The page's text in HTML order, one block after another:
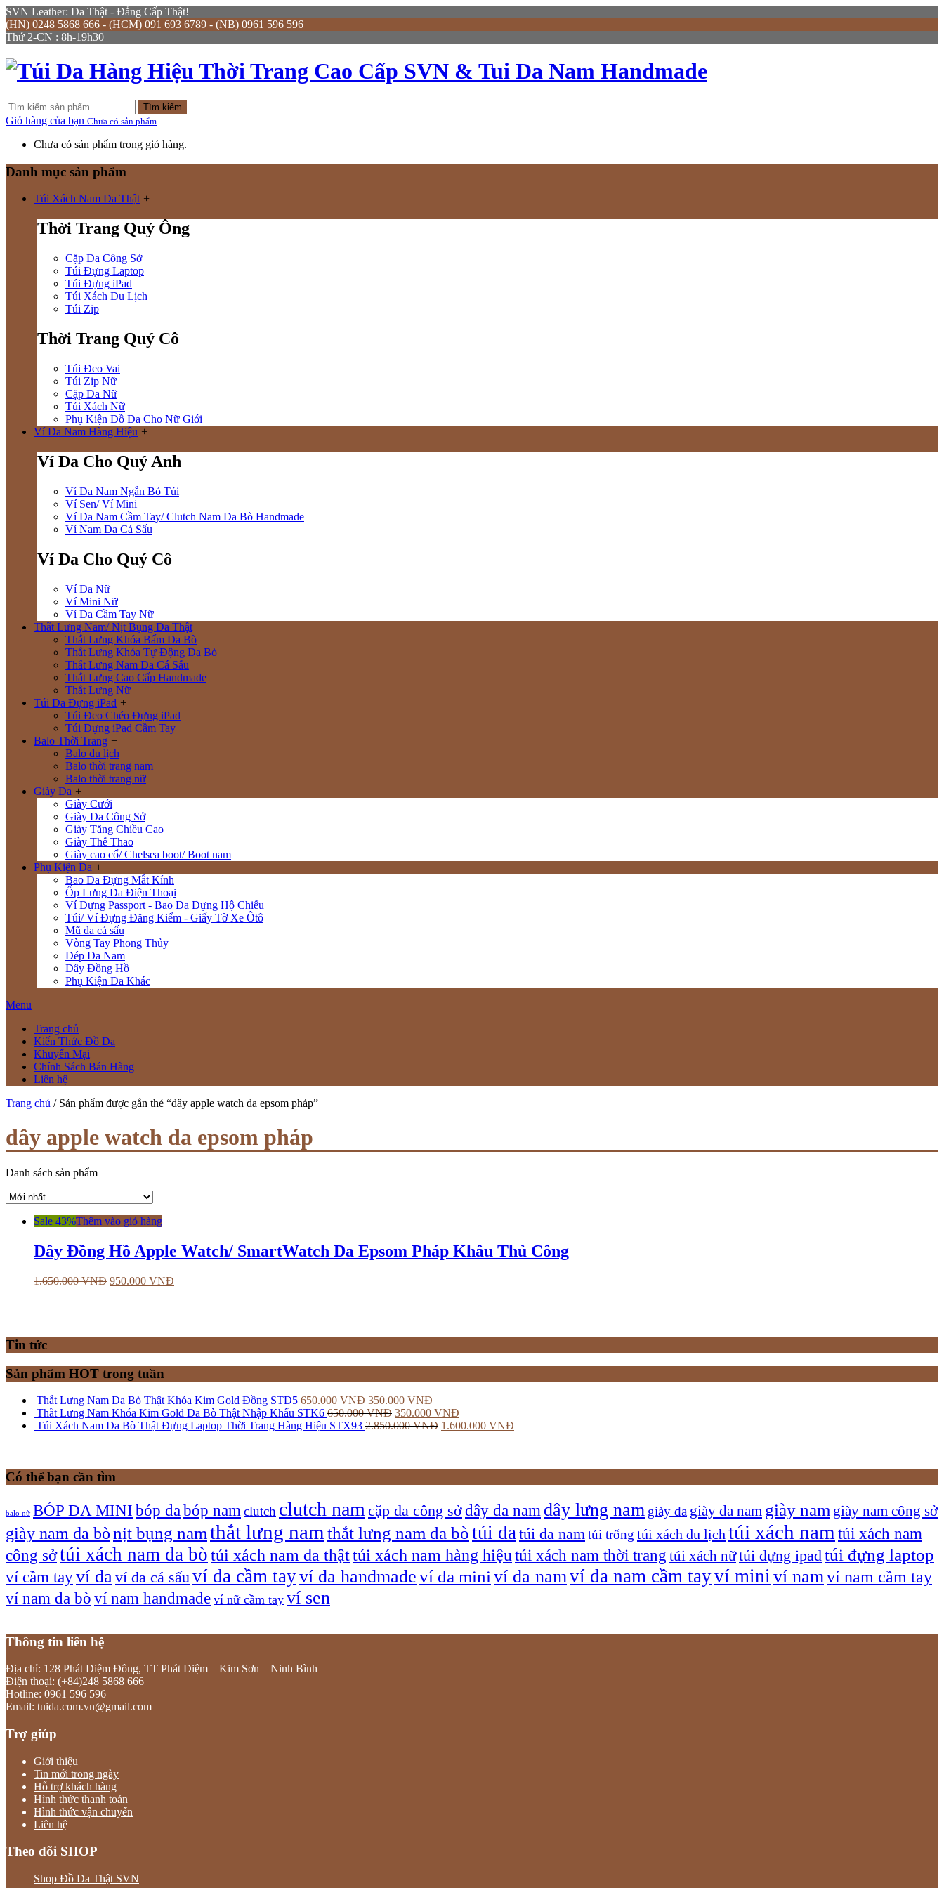
SVN Leather: Da Thật - Đẳng Cấp Thật!
(HN) 0248 5868 666 - (HCM) 091 693 6789 - (NB) 0961 596 596
Thứ 2-CN : 8h-19h30
Tìm kiếm
Giỏ hàng của bạn Chưa có sản phẩm
Chưa có sản phẩm trong giỏ hàng.
Danh mục sản phẩm
Túi Xách Nam Da Thật +
Thời Trang Quý Ông
Cặp Da Công Sở
Túi Đựng Laptop
Túi Đựng iPad
Túi Xách Du Lịch
Túi Zip
Thời Trang Quý Cô
Túi Đeo Vai
Túi Zip Nữ
Cặp Da Nữ
Túi Xách Nữ
Phụ Kiện Đồ Da Cho Nữ Giới
Ví Da Nam Hàng Hiệu +
Ví Da Cho Quý Anh
Ví Da Nam Ngắn Bỏ Túi
Ví Sen/ Ví Mini
Ví Da Nam Cầm Tay/ Clutch Nam Da Bò Handmade
Ví Nam Da Cá Sấu
Ví Da Cho Quý Cô
Ví Da Nữ
Ví Mini Nữ
Ví Da Cầm Tay Nữ
Thắt Lưng Nam/ Nịt Bụng Da Thật +
Thắt Lưng Khóa Bấm Da Bò
Thắt Lưng Khóa Tự Động Da Bò
Thắt Lưng Nam Da Cá Sấu
Thắt Lưng Cao Cấp Handmade
Thắt Lưng Nữ
Túi Da Đựng iPad +
Túi Đeo Chéo Đựng iPad
Túi Đựng iPad Cầm Tay
Balo Thời Trang +
Balo du lịch
Balo thời trang nam
Balo thời trang nữ
Giày Da +
Giày Cưới
Giày Da Công Sở
Giày Tăng Chiều Cao
Giày Thể Thao
Giày cao cổ/ Chelsea boot/ Boot nam
Phụ Kiện Da +
Bao Da Đựng Mắt Kính
Ốp Lưng Da Điện Thoại
Ví Đựng Passport - Bao Da Đựng Hộ Chiếu
Túi/ Ví Đựng Đăng Kiểm - Giấy Tờ Xe Ôtô
Mũ da cá sấu
Vòng Tay Phong Thủy
Dép Da Nam
Dây Đồng Hồ
Phụ Kiện Da Khác
Menu
Trang chủ
Kiến Thức Đồ Da
Khuyến Mại
Chính Sách Bán Hàng
Liên hệ
Trang chủ / Sản phẩm được gắn thẻ “dây apple watch da epsom pháp”
dây apple watch da epsom pháp
Danh sách sản phẩm
Sale 43%Thêm vào giỏ hàng
Dây Đồng Hồ Apple Watch/ SmartWatch Da Epsom Pháp Khâu Thủ Công
1.650.000VNĐ 950.000 VNĐ
Tin tức
Sản phẩm HOT trong tuần
Thắt Lưng Nam Da Bò Thật Khóa Kim Gold Đồng STD5 650.000VNĐ 350.000 VNĐ
Thắt Lưng Nam Khóa Kim Gold Da Bò Thật Nhập Khẩu STK6 650.000VNĐ 350.000 VNĐ
Túi Xách Nam Da Bò Thật Đựng Laptop Thời Trang Hàng Hiệu STX93 2.850.000VNĐ 1.600.000 VNĐ
Có thể bạn cần tìm
balo nữ BÓP DA MINI bóp da bóp nam clutch clutch nam cặp da công sởdây da nam dây lưng nam giày da giày da nam giày nam giày nam công sở
giày nam da bònịt bụng namthắt lưng nam thắt lưng nam da bòtúi da túi da namtúi trống túi xách du lịch túi xách nam túi xách nam
công sởtúi xách nam da bòtúi xách nam da thậttúi xách nam hàng hiệu túi xách nam thời trang túi xách nữtúi đựng ipadtúi đựng laptop
ví cầm tayví daví da cá sấu ví da cầm tayví da handmadeví da mini ví da namví da nam cầm tayví mini ví namví nam cầm tay
ví nam da bò ví nam handmade ví nữ cầm tay ví sen
Thông tin liên hệ
Địa chỉ: 128 Phát Diệm Đông, TT Phát Diệm – Kim Sơn – Ninh Bình
Điện thoại: (+84)248 5868 666
Hotline: 0961 596 596
Email: tuida.com.vn@gmail.com
Trợ giúp
Giới thiệu
Tin mới trong ngày
Hỗ trợ khách hàng
Hình thức thanh toán
Hình thức vận chuyển
Liên hệ
Theo dõi SHOP
Shop Đồ Da Thật SVN